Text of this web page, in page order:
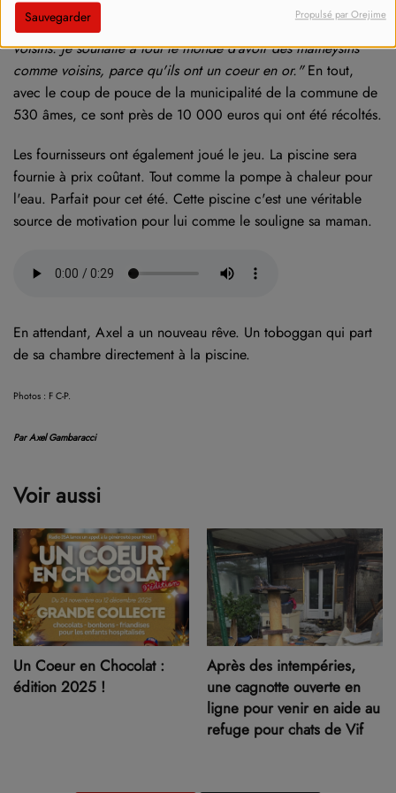
Sauvegarder Propulsé par Orejime
d'avoir des taupes dans son jardin que des matheysins comme
voisins. Je souhaite à tout le monde d'avoir des matheysins
comme voisins, parce qu'ils ont un coeur en or."En tout,
avec le coup de pouce de la municipalité de la commune de
530 âmes, ce sont près de 10 000 euros qui ont été récoltés.
Les fournisseurs ont également joué le jeu. La piscine sera
fournie à prix coûtant. Tout comme la pompe à chaleur pour
l'eau. Parfait pour cet été. Cette piscine c'est une véritable
source de motivation pour lui comme le souligne sa maman.
En attendant, Axel a un nouveau rêve. Un toboggan qui part
de sa chambre directement à la piscine.
Photos : F C-P.
Par Axel Gambaracci
Voir aussi
Un Coeur en Chocolat :
édition 2025 !
Après des intempéries,
une cagnotte ouverte en
ligne pour venir en aide au
refuge pour chats de Vif